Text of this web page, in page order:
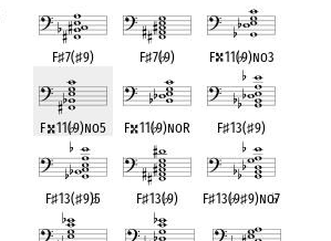
F♯7(♯9) F♯7(♭9) F 11(♭9)no3
F 11(♭9)no5 F 11(♭9)noR F♯13(♯9)
F♯13(♯9)♭5 F♯13(♭9) F♯13(♭9♯9)no♭7